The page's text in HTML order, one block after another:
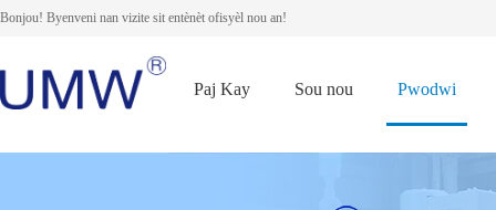
Bonjou! Byenveni nan vizite sit entènèt ofisyèl nou an!
Paj Kay Sou nou Pwodwi